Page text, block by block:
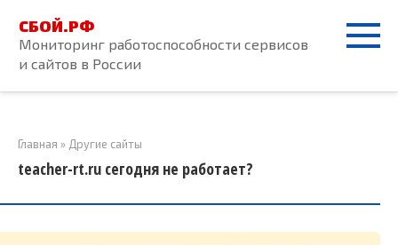
контенту
СБОЙ.РФ
Мониторинг работоспособности сервисов
и сайтов в России
Главная » Другие сайты
teacher-rt.ru сегодня не работает?